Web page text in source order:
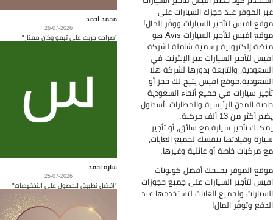
الموفر عند حجزك السيارات على
افيس لتأجير السيارات ووفّر المال!
موقع افيس لتأجير السيارات Avis هو
إلكترونية رسمية شاملة لشركة
لتأجير السيارات عبر الإنترنت في
والتابعة بدورها لشركة هلا
افيس يتيح لك حجز أو
سيارات في جميع أنحاء السعودية
المدن الرئيسية والمطارات بأسطول
من 13 ألف مركبة.
تأجير سيارة مع سائق، أو تأجير
وقيادتها بنفسك لجميع الغايات،
مركبات خاصة أو عائلية وغيرها.
الموفر يمنحك أفضل كوبونات
لتأجير السيارات على جميع حجوزات
ولجميع الغايات لتستخدمها عند
وتوفّر المال!
محمد احمد
26-07-2026
"صراحه جربت على تيمو وكان ممتاز"
ساره احمد
25-07-2026
"افضل تطبيق للحصول على التخفيضات"